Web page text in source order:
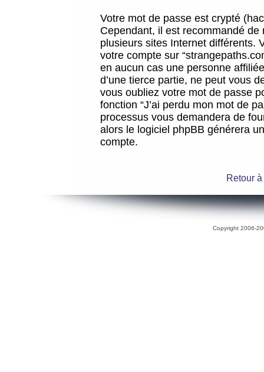
Votre mot de passe est crypté
Cependant, il est recommandé
plusieurs sites Internet différents.
votre compte sur
en aucun cas une personne
d’une tierce partie, ne peut vous
vous oubliez votre mot de passe
fonction “J’ai perdu mon mot de
processus vous demandera de
alors le logiciel phpBB générera
compte.
Retour
Copyright 2006-